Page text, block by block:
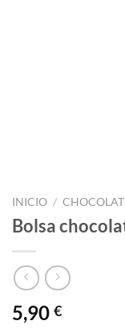
INICIO /
Bolsa
5,90 €